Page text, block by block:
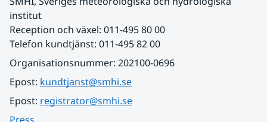
institut
Reception och växel: 011-495 80 00
Telefon kundtjänst: 011-495 82 00
Organisationsnummer: 202100-0696
Epost: kundtjanst@smhi.se
Epost: registrator@smhi.se